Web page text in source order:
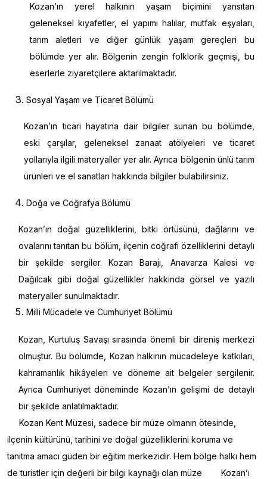
Kozan’ın yerel halkının yaşam biçimini yansıtan
geleneksel kıyafetler, el yapımı halılar, mutfak eşyaları,
tarım aletleri ve diğer günlük yaşam gereçleri bu
bölümde yer alır. Bölgenin zengin folklorik geçmişi, bu
eserlerle ziyaretçilere aktarılmaktadır.
Sosyal Yaşam ve Ticaret Bölümü
Kozan’ın ticari hayatına dair bilgiler sunan bu bölümde,
eski çarşılar, geleneksel zanaat atölyeleri ve ticaret
yollarıyla ilgili materyaller yer alır. Ayrıca bölgenin ünlü tarım
ürünleri ve el sanatları hakkında bilgiler bulabilirsiniz.
Doğa ve Coğrafya Bölümü
Kozan’ın doğal güzelliklerini, bitki örtüsünü, dağlarını ve
ovalarını tanıtan bu bölüm, ilçenin coğrafi özelliklerini detaylı
bir şekilde sergiler. Kozan Barajı, Anavarza Kalesi ve
Dağılcak gibi doğal güzellikler hakkında görsel ve yazılı
materyaller sunulmaktadır.
Milli Mücadele ve Cumhuriyet Bölümü
Kozan, Kurtuluş Savaşı sırasında önemli bir direniş merkezi
olmuştur. Bu bölümde, Kozan halkının mücadeleye katkıları,
kahramanlık hikâyeleri ve döneme ait belgeler sergilenir.
Ayrıca Cumhuriyet döneminde Kozan’ın gelişimi de detaylı
bir şekilde anlatılmaktadır.
Kozan Kent Müzesi, sadece bir müze olmanın ötesinde,
ilçenin kültürünü, tarihini ve doğal güzelliklerini koruma ve
tanıtma amacı güden bir eğitim merkezidir. Hem bölge halkı hem
de turistler için değerli bir bilgi kaynağı olan müze Kozan’ı